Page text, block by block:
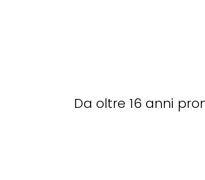
Da oltre 16 anni